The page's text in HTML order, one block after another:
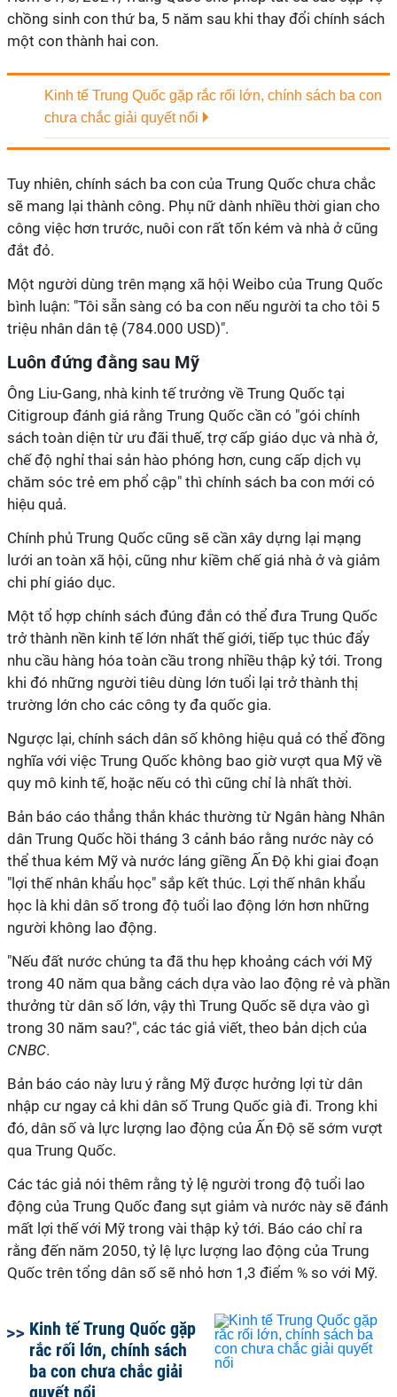
chồng sinh con thứ ba, 5 năm sau khi thay đổi chính sách
một con thành hai con.
Kinh tế Trung Quốc gặp rắc rối lớn, chính sách ba con
chưa chắc giải quyết nổi
Tuy nhiên, chính sách ba con của Trung Quốc chưa chắc
sẽ mang lại thành công. Phụ nữ dành nhiều thời gian cho
công việc hơn trước, nuôi con rất tốn kém và nhà ở cũng
đắt đỏ.
Một người dùng trên mạng xã hội Weibo của Trung Quốc
bình luận: "Tôi sẵn sàng có ba con nếu người ta cho tôi 5
triệu nhân dân tệ (784.000 USD)".
Luôn đứng đằng sau Mỹ
Ông Liu-Gang, nhà kinh tế trưởng về Trung Quốc tại
Citigroup đánh giá rằng Trung Quốc cần có "gói chính
sách toàn diện từ ưu đãi thuế, trợ cấp giáo dục và nhà ở,
chế độ nghỉ thai sản hào phóng hơn, cung cấp dịch vụ
chăm sóc trẻ em phổ cập" thì chính sách ba con mới có
hiệu quả.
Chính phủ Trung Quốc cũng sẽ cần xây dựng lại mạng
lưới an toàn xã hội, cũng như kiềm chế giá nhà ở và giảm
chi phí giáo dục.
Một tổ hợp chính sách đúng đắn có thể đưa Trung Quốc
trở thành nền kinh tế lớn nhất thế giới, tiếp tục thúc đẩy
nhu cầu hàng hóa toàn cầu trong nhiều thập kỷ tới. Trong
khi đó những người tiêu dùng lớn tuổi lại trở thành thị
trường lớn cho các công ty đa quốc gia.
Ngược lại, chính sách dân số không hiệu quả có thể đồng
nghĩa với việc Trung Quốc không bao giờ vượt qua Mỹ về
quy mô kinh tế, hoặc nếu có thì cũng chỉ là nhất thời.
Bản báo cáo thẳng thắn khác thường từ Ngân hàng Nhân
dân Trung Quốc hồi tháng 3 cảnh báo rằng nước này có
thể thua kém Mỹ và nước láng giềng Ấn Độ khi giai đoạn
"lợi thế nhân khẩu học" sắp kết thúc. Lợi thế nhân khẩu
học là khi dân số trong độ tuổi lao động lớn hơn những
người không lao động.
"Nếu đất nước chúng ta đã thu hẹp khoảng cách với Mỹ
trong 40 năm qua bằng cách dựa vào lao động rẻ và phần
thưởng từ dân số lớn, vậy thì Trung Quốc sẽ dựa vào gì
trong 30 năm sau?", các tác giả viết, theo bản dịch của
CNBC.
Bản báo cáo này lưu ý rằng Mỹ được hưởng lợi từ dân
nhập cư ngay cả khi dân số Trung Quốc già đi. Trong khi
đó, dân số và lực lượng lao động của Ấn Độ sẽ sớm vượt
qua Trung Quốc.
Các tác giả nói thêm rằng tỷ lệ người trong độ tuổi lao
động của Trung Quốc đang sụt giảm và nước này sẽ đánh
mất lợi thế với Mỹ trong vài thập kỷ tới. Báo cáo chỉ ra
rằng đến năm 2050, tỷ lệ lực lượng lao động của Trung
Quốc trên tổng dân số sẽ nhỏ hơn 1,3 điểm % so với Mỹ.
Kinh tế Trung Quốc gặp
rắc rối lớn, chính sách
ba con chưa chắc giải
quyết nổi